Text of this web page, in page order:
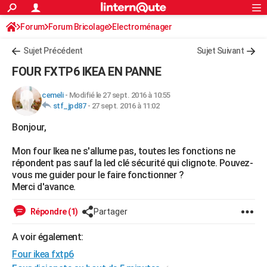
ACTUALITÉS
Politique
Société
Faits Divers
Education
Monde
Villes
+
FINANCE
Retraite
Impôts
Epargne
Immobilier
Risques naturels par ville
Banque
Assurance
Crédit
AUTO
Essais
Réserver un essai
Citadines
Berlines
SUV
Forum auto
+HIGH-TECH
Mobiles
Meilleur smartphone
Internet
Ordinateurs
Jeux vidéo
Guide high-tech
+BRICOLAGE
Forum
Aménagement intérieur
Extérieur
Cuisine
Salle de bains
Jardinage
Rangement
WEEK-END
Guides de France
Escapades
Patrimoine
Expositions
Musées
Week-end nature
LIFESTYLE
SANTE
Alimentation
Guide de la santé
Maladies
Médicaments
Sommeil
VOYAGE
S'inscrire
Connexion
Forum Forum Bricolage Electroménager
Sujet Précédent Sujet Suivant
FOUR FXTP6 IKEA EN PANNE
cemeli- Modifié le 27 sept. 2016 à 10:55
stf_jpd87- 27 sept. 2016 à 11:02
Bonjour,
Mon four Ikea ne s'allume pas, toutes les fonctions ne
répondent pas sauf la led clé sécurité qui clignote. Pouvez-
vous me guider pour le faire fonctionner ?
Merci d'avance.
Répondre (1) Partager
A voir également:
Four ikea fxtp6